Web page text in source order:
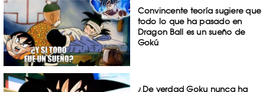
Convincente teoría sugiere que
todo lo que ha pasado en
Dragon Ball es un sueño de
Gokú
¿De verdad Goku nunca ha